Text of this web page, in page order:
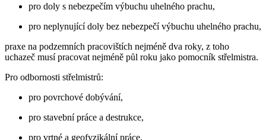
pro doly s nebezpečím výbuchu uhelného prachu,
pro neplynující doly bez nebezpečí výbuchu uhelného prachu,
praxe na podzemních pracovištích nejméně dva roky, z toho
uchazeč musí pracovat nejméně půl roku jako pomocník střelmistra.
Pro odbornosti střelmistrů:
pro povrchové dobývání,
pro stavební práce a destrukce,
pro vrtné a geofyzikální práce,